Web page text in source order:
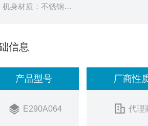
机身材质：不锈钢
管道/端口类型及尺寸 G 1.5 （ISO 228/1）
信息
产品型号
E290A064
厂商性
代理